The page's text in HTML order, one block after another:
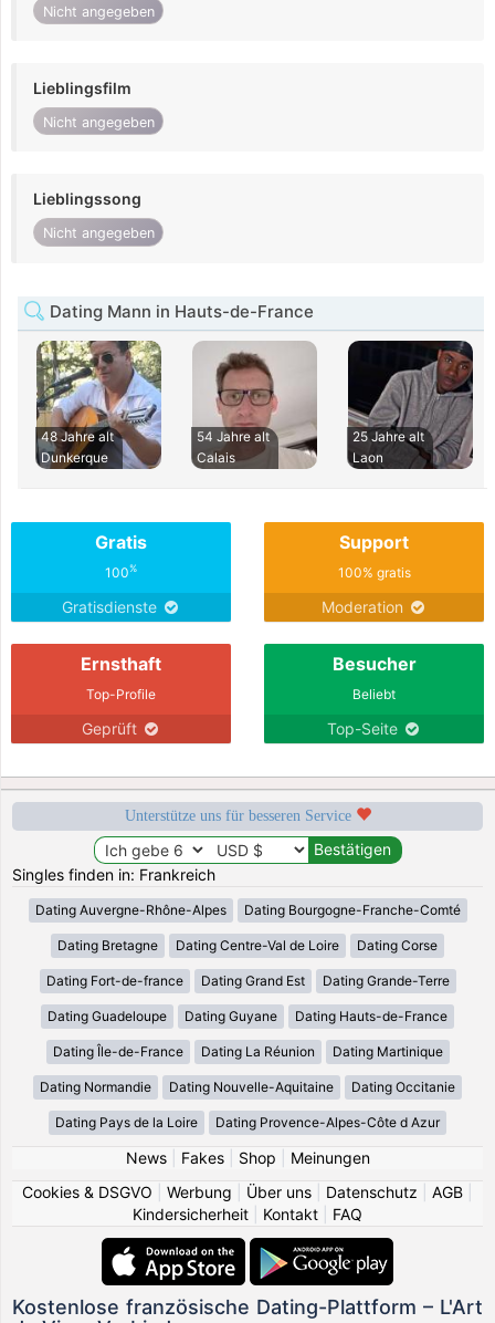
Nicht angegeben
Lieblingsfilm
Nicht angegeben
Lieblingssong
Nicht angegeben
Dating Mann in Hauts-de-France
48 Jahre alt
Dunkerque
54 Jahre alt
Calais
25 Jahre alt
Laon
Gratis
100%
Gratisdienste
Support
100% gratis
Moderation
Ernsthaft
Top-Profile
Geprüft
Besucher
Beliebt
Top-Seite
Unterstütze uns für besseren Service
Singles finden in: Frankreich
Dating Auvergne-Rhône-Alpes Dating Bourgogne-Franche-Comté
Dating Bretagne Dating Centre-Val de Loire Dating Corse
Dating Fort-de-france Dating Grand Est Dating Grande-Terre
Dating Guadeloupe Dating Guyane Dating Hauts-de-France
Dating Île-de-France Dating La Réunion Dating Martinique
Dating Normandie Dating Nouvelle-Aquitaine Dating Occitanie
Dating Pays de la Loire Dating Provence-Alpes-Côte d Azur
News| Fakes| Shop
Meinungen
Cookies & DSGVO
Werbung Über uns Datenschutz AGB
Kindersicherheit
Kontakt FAQ
Kostenlose französische Dating-Plattform – L'Art